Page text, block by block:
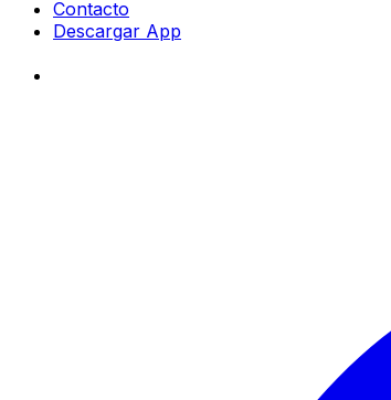
Contacto
Descargar App